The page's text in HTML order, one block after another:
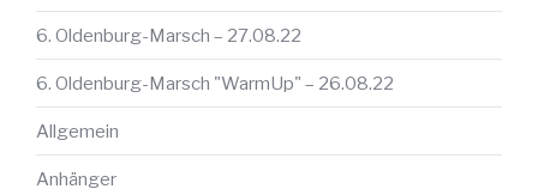
6. Oldenburg-Marsch – 27.08.22
6. Oldenburg-Marsch "WarmUp" – 26.08.22
Allgemein
Anhänger